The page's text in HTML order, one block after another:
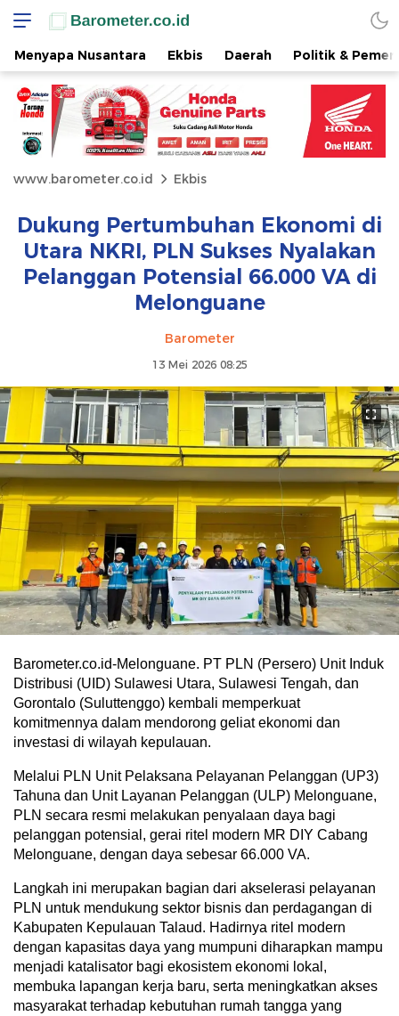
Menyapa Nusantara Ekbis Daerah Politik &
www.barometer.co.id Ekbis
Dukung Pertumbuhan Ekonomi di
Utara NKRI, PLN Sukses Nyalakan
Pelanggan Potensial 66.000 VA di
Melonguane
Barometer
13 Mei 2026 08:25
Barometer.co.id-Melonguane. PT PLN (Persero) Unit Induk
Distribusi (UID) Sulawesi Utara, Sulawesi Tengah, dan
Gorontalo (Suluttenggo) kembali memperkuat
komitmennya dalam mendorong geliat ekonomi dan
investasi di wilayah kepulauan.
Melalui PLN Unit Pelaksana Pelayanan Pelanggan (UP3)
Tahuna dan Unit Layanan Pelanggan (ULP) Melonguane,
PLN secara resmi melakukan penyalaan daya bagi
pelanggan potensial, gerai ritel modern MR DIY Cabang
Melonguane, dengan daya sebesar 66.000 VA.
Langkah ini merupakan bagian dari akselerasi pelayanan
PLN untuk mendukung sektor bisnis dan perdagangan di
Kabupaten Kepulauan Talaud. Hadirnya ritel modern
dengan kapasitas daya yang mumpuni diharapkan mampu
menjadi katalisator bagi ekosistem ekonomi lokal,
membuka lapangan kerja baru, serta meningkatkan akses
masyarakat terhadap kebutuhan rumah tangga yang